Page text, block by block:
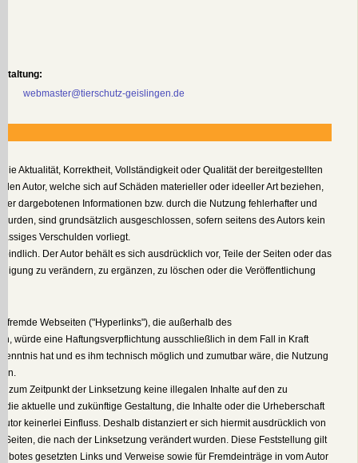
webmaster@tierschutz-geislingen.de
Aktualität, Korrektheit, Vollständigkeit oder Qualität der bereitgestellten
Autor, welche sich auf Schäden materieller oder ideeller Art beziehen,
dargebotenen Informationen bzw. durch die Nutzung fehlerhafter und
sind grundsätzlich ausgeschlossen, sofern seitens des Autors kein
Verschulden vorliegt.
Der Autor behält es sich ausdrücklich vor, Teile der Seiten oder das
zu verändern, zu ergänzen, zu löschen oder die Veröffentlichung
fremde Webseiten ("Hyperlinks"), die außerhalb des
würde eine Haftungsverpflichtung ausschließlich in dem Fall in Kraft
hat und es ihm technisch möglich und zumutbar wäre, die Nutzung
zum Zeitpunkt der Linksetzung keine illegalen Inhalte auf den zu
aktuelle und zukünftige Gestaltung, die Inhalte oder die Urheberschaft
keinerlei Einfluss. Deshalb distanziert er sich hiermit ausdrücklich von
die nach der Linksetzung verändert wurden. Diese Feststellung gilt
gesetzten Links und Verweise sowie für Fremdeinträge in vom Autor